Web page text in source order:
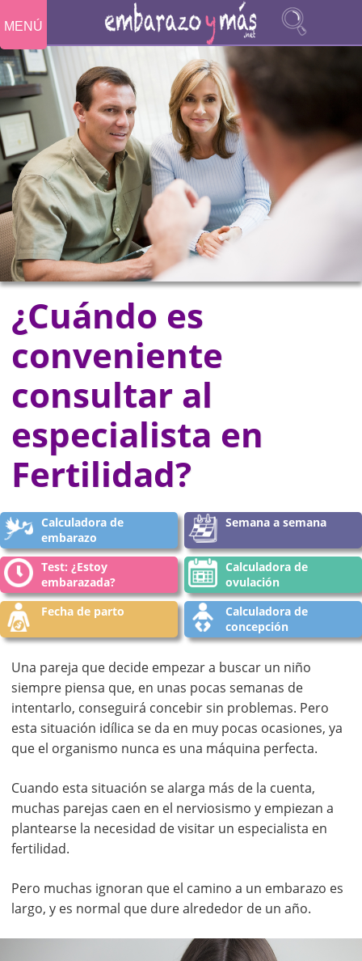
MENÚ
¿Cuándo es
conveniente
consultar al
especialista en
Fertilidad?
Calculadora de
embarazo
Semana a semana
Test: ¿Estoy
embarazada?
Calculadora de
ovulación
Fecha de parto
Calculadora de
concepción
Una pareja que decide empezar a buscar un niño
siempre piensa que, en unas pocas semanas de
intentarlo, conseguirá concebir sin problemas. Pero
esta situación idílica se da en muy pocas ocasiones, ya
que el organismo nunca es una máquina perfecta.
Cuando esta situación se alarga más de la cuenta,
muchas parejas caen en el nerviosismo y empiezan a
plantearse la necesidad de visitar un especialista en
fertilidad.
Pero muchas ignoran que el camino a un embarazo es
largo, y es normal que dure alrededor de un año.